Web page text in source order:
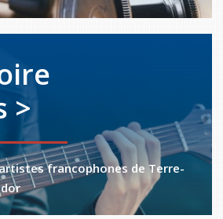
>
francophones de Terre-